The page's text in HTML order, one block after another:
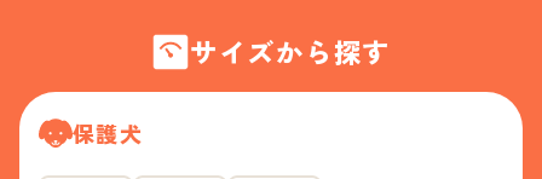
サイズから探す
保護犬